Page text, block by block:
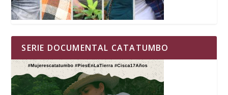
SERIE DOCUMENTAL CATATUMBO